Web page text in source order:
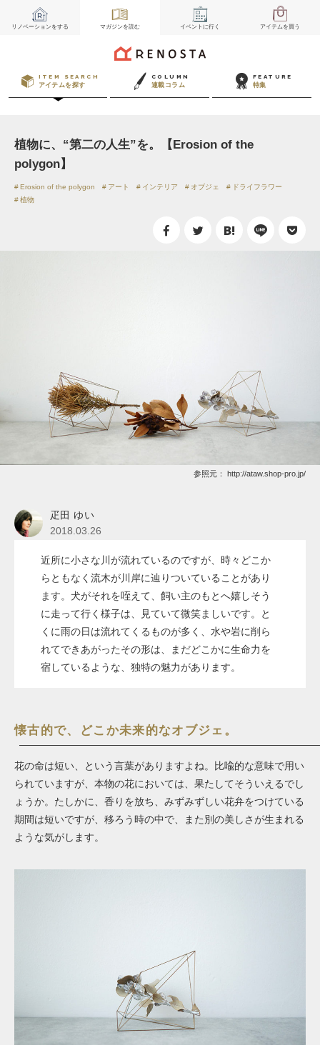
リノベーションをする マガジンを読む イベント に行く アイテムを買う
ITEM SEARCH
アイテムを探す
COLUMN
連載コラム
FEATURE
特集
植物に、“第二の人生”を。【Erosion of the
polygon】
Erosion of the polygon アート インテリア オブジェ
ドライフラワー
植物
参照元： http://ataw.shop-pro.jp/
疋田 ゆい
2018.03.26
近所に小さな川が流れているのですが、時々どこか
らともなく流木が川岸に辿りついていることがあり
ます。犬がそれを咥えて、飼い主のもとへ嬉しそう
に走って行く様子は、見ていて微笑ましいです。と
くに雨の日は流れてくるものが多く、水や岩に削ら
れてできあがったその形は、まだどこかに生命力を
宿しているような、独特の魅力があります。
懐古的で、どこか未来的なオブジェ。
花の命は短い、という言葉がありますよね。比喩的な意味で用い
られていますが、本物の花においては、果たしてそういえるでし
ょうか。たしかに、香りを放ち、みずみずしい花弁をつけている
期間は短いですが、移ろう時の中で、また別の美しさが生まれる
ような気がします。